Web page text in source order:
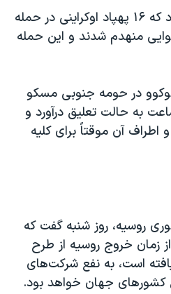
«سی‌پک»
وزارت دفاع روسیه اعلام کرد که ۱۶ پهپاد اوکراینی در حمله
منهدم شدند و این حمله
در حومه جنوبی مسکو
به حالت تعلیق درآورد و
اطراف آن موقتاً برای کلیه
روسیه، روز شنبه گفت که
زمان خروج روسیه از طرح
است، به نفع شرکت‌های
کشورهای جهان خواهد بود.